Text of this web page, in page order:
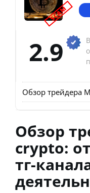
SCAM
2.9
Обзор трейдера
Обзор
crypto:
тг-